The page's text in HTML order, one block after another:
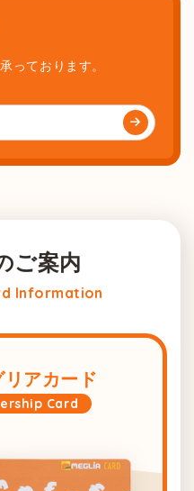
っております。
ご案内
Information
アカード
Card